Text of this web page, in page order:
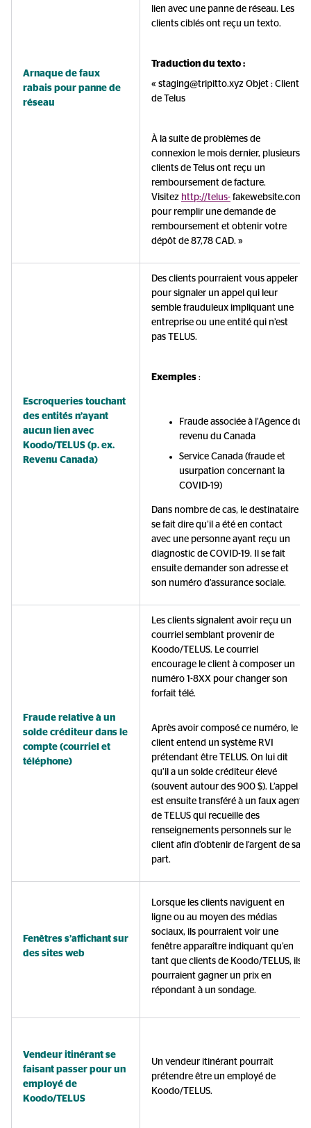
Arnaque de faux
rabais pour panne de
réseau
lien avec une panne de réseau. Les
clients ciblés ont reçu un texto.
Traduction du texto :
« staging@tripitto.xyz Objet : Client
de Telus
À la suite de problèmes de
connexion le mois dernier, plusieurs
clients de Telus ont reçu un
remboursement de facture.
Visitez http://telus- fakewebsite.com
pour remplir une demande de
remboursement et obtenir votre
dépôt de 87,78 CAD. »
Escroqueries touchant
des entités n’ayant
aucun lien avec
Koodo/TELUS (p. ex.
Revenu Canada)
Des clients pourraient vous appeler
pour signaler un appel qui leur
semble frauduleux impliquant une
entreprise ou une entité qui n’est
pas TELUS.
Exemples :
Fraude associée à l’Agence du
revenu du Canada
Service Canada (fraude et
usurpation concernant la
COVID-19)
Dans nombre de cas, le destinataire
se fait dire qu’il a été en contact
avec une personne ayant reçu un
diagnostic de COVID-19. Il se fait
ensuite demander son adresse et
son numéro d’assurance sociale.
Fraude relative à un
solde créditeur dans le
compte (courriel et
téléphone)
Les clients signalent avoir reçu un
courriel semblant provenir de
Koodo/TELUS. Le courriel
encourage le client à composer un
numéro 1-8XX pour changer son
forfait télé.
Après avoir composé ce numéro, le
client entend un système RVI
prétendant être TELUS. On lui dit
qu’il a un solde créditeur élevé
(souvent autour des 900 $). L’appel
est ensuite transféré à un faux agent
de TELUS qui recueille des
renseignements personnels sur le
client afin d’obtenir de l’argent de sa
part.
Fenêtres s’affichant sur
des sites web
Lorsque les clients naviguent en
ligne ou au moyen des médias
sociaux, ils pourraient voir une
fenêtre apparaître indiquant qu’en
tant que clients de Koodo/TELUS, ils
pourraient gagner un prix en
répondant à un sondage.
Vendeur itinérant se
faisant passer pour un
employé de
Koodo/TELUS
Un vendeur itinérant pourrait
prétendre être un employé de
Koodo/TELUS.